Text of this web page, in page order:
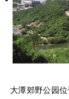
大潭郊野公园